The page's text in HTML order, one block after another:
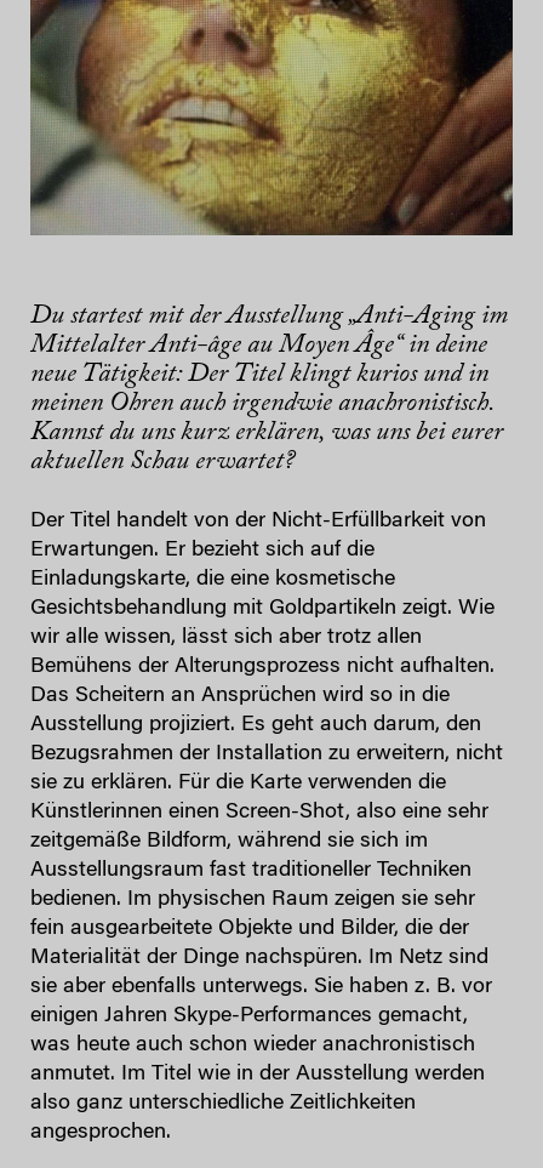
Du startest mit der Ausstellung „Anti-Aging im
Mittelalter Anti-âge au Moyen Âge“ in deine
neue Tätigkeit: Der Titel klingt kurios und in
meinen Ohren auch irgendwie anachronistisch.
Kannst du uns kurz erklären, was uns bei eurer
aktuellen Schau erwartet?
Der Titel handelt von der Nicht-Erfüllbarkeit von
Erwartungen. Er bezieht sich auf die
Einladungskarte, die eine kosmetische
Gesichtsbehandlung mit Goldpartikeln zeigt. Wie
wir alle wissen, lässt sich aber trotz allen
Bemühens der Alterungsprozess nicht aufhalten.
Das Scheitern an Ansprüchen wird so in die
Ausstellung projiziert. Es geht auch darum, den
Bezugsrahmen der Installation zu erweitern, nicht
sie zu erklären. Für die Karte verwenden die
Künstlerinnen einen Screen-Shot, also eine sehr
zeitgemäße Bildform, während sie sich im
Ausstellungsraum fast traditioneller Techniken
bedienen. Im physischen Raum zeigen sie sehr
fein ausgearbeitete Objekte und Bilder, die der
Materialität der Dinge nachspüren. Im Netz sind
sie aber ebenfalls unterwegs. Sie haben z. B. vor
einigen Jahren Skype-Performances gemacht,
was heute auch schon wieder anachronistisch
anmutet. Im Titel wie in der Ausstellung werden
also ganz unterschiedliche Zeitlichkeiten
angesprochen.